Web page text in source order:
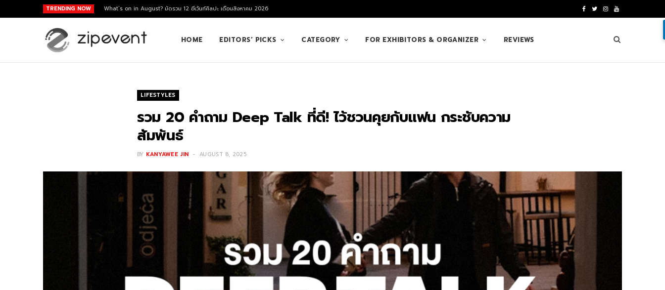
TRENDING NOW What’s on in August? มัดรวม 12 อีเว้นท์ศิลปะ เดือนสิงหาคม 2026
e
T
t
I
t
Y
u
T
HOME EDITORS’ PICKS CATEGORY FOR EXHIBITORS & ORGANIZER REVIEWS
LIFESTYLES
รวม 20 คำถาม Deep Talk ที่ดี! ไว้ชวนคุยกับแฟน กระชับความ
สัมพันธ์
BY KANYAWEE JIN AUGUST 8, 2025